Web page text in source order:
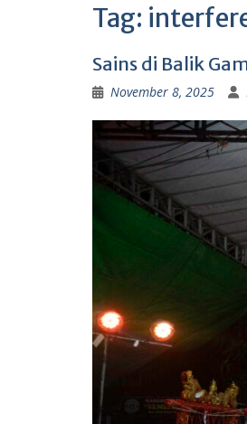
Tag:
Sains di Balik
November 8, 2025